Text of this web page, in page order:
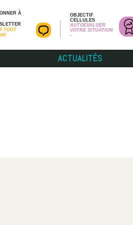
À
TOUT
OBJECTIF
CELLULES
AUTOÉVALUER
VOTRE SITUATION
›
ACTUALITÉS